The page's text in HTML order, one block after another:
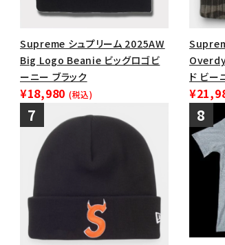
Supreme シュプリーム 2025AW
Big Logo Beanie ビッグロゴビ
ーニー ブラック
¥18,980 (税込)
ド ビー